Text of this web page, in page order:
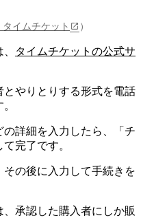
イムチケット ）
タイムチケットの公式サ
やりとりする形式を電話
詳細を入力したら、「チ
完了です。
の後に入力して手続きを
承認した購入者にしか販